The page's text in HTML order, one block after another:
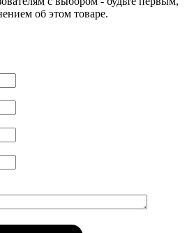
об этом товаре.